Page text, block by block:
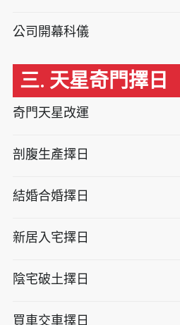
公司開幕科儀
三. 天星奇門擇日
奇門天星改運
剖腹生產擇日
結婚合婚擇日
新居入宅擇日
陰宅破土擇日
買車交車擇日